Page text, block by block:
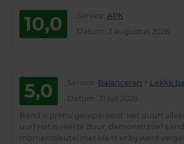
10,0 Service APK
Datum : 3 augustus 2026
5,0 Service Balanceren + Lekke
Datum : 31 juli 2026
Band is prima gerepareerd. Het duurt
uur) Het is veel te duur, demonstratief
momentsleutel met klant er bij werd